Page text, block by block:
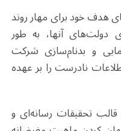
هدف خود برای مهار روند
دولت‌های آنها، به طور
و بدنام‌سازی شرکت
نادرست را بر عهده
قالب تحقیقات رسانه‌ای و